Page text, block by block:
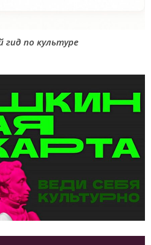
гид по культуре